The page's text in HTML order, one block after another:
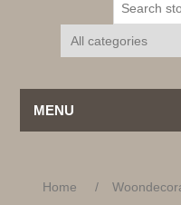
MENU
Home /